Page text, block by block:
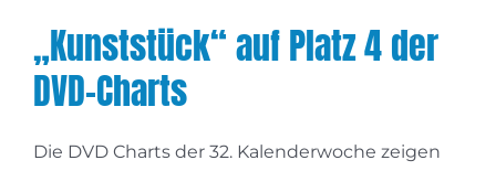
„Kunststück“ auf Platz 4 der
DVD-Charts
Die DVD Charts der 32. Kalenderwoche zeigen